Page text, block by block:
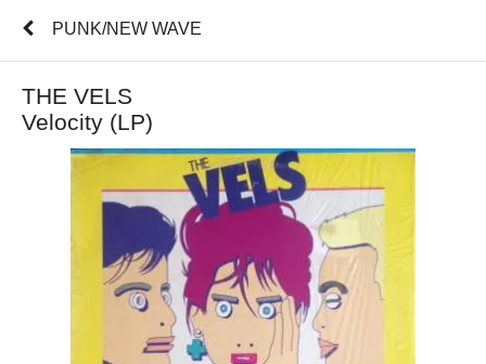
PUNK/NEW WAVE
THE VELS
Velocity (LP)